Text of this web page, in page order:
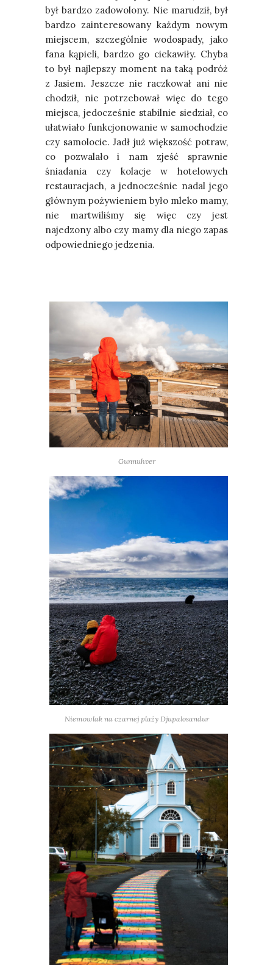
był bardzo zadowolony. Nie marudził, był
bardzo zainteresowany każdym nowym
miejscem, szczególnie wodospady, jako
fana kąpieli, bardzo go ciekawiły. Chyba
to był najlepszy moment na taką podróż
z Jasiem. Jeszcze nie raczkował ani nie
chodził, nie potrzebował więc do tego
miejsca, jedocześnie stabilnie siedział, co
ułatwiało funkcjonowanie w samochodzie
czy samolocie. Jadł już większość potraw,
co pozwalało i nam zjeść sprawnie
śniadania czy kolacje w hotelowych
restauracjach, a jednocześnie nadal jego
głównym pożywieniem było mleko mamy,
nie martwiliśmy się więc czy jest
najedzony albo czy mamy dla niego zapas
odpowiedniego jedzenia.
Gunnuhver
Niemowlak na czarnej plaży Djupalosandur